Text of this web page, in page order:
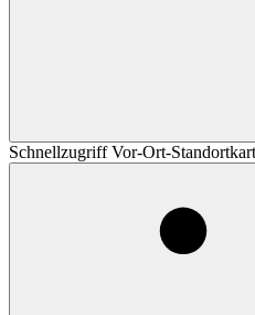
Schnellzugriff Vor-Ort-